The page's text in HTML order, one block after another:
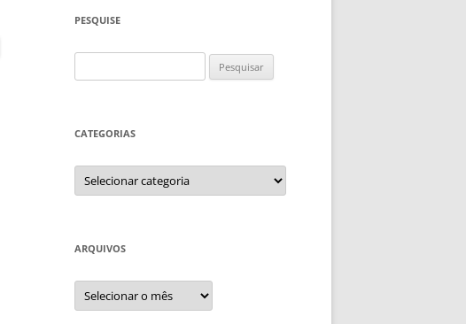
PESQUISE
por:
CATEGORIAS
Categorias
ARQUIVOS
Arquivos